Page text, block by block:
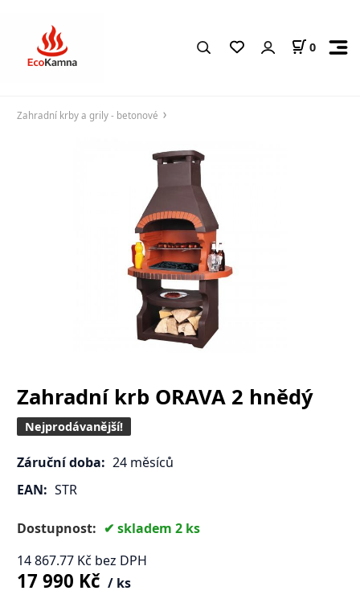
0
Zahradní krby a grily - betonové
Zahradní krb ORAVA 2 hnědý
Nejprodávanější!
Záruční doba: 24 měsíců
EAN: STR
Dostupnost:
skladem 2 ks
14 867.77Kč bez DPH
17 990 Kč ks